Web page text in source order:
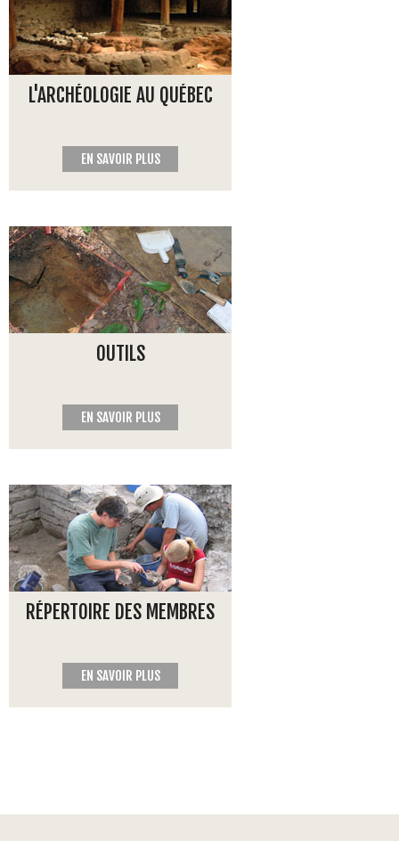
L'ARCHÉOLOGIE AU QUÉBEC
EN SAVOIR PLUS
OUTILS
EN SAVOIR PLUS
RÉPERTOIRE DES MEMBRES
EN SAVOIR PLUS